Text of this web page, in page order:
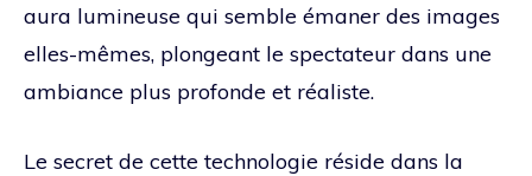
aura lumineuse qui semble émaner des images
elles-mêmes, plongeant le spectateur dans une
ambiance plus profonde et réaliste.
Le secret de cette technologie réside dans la